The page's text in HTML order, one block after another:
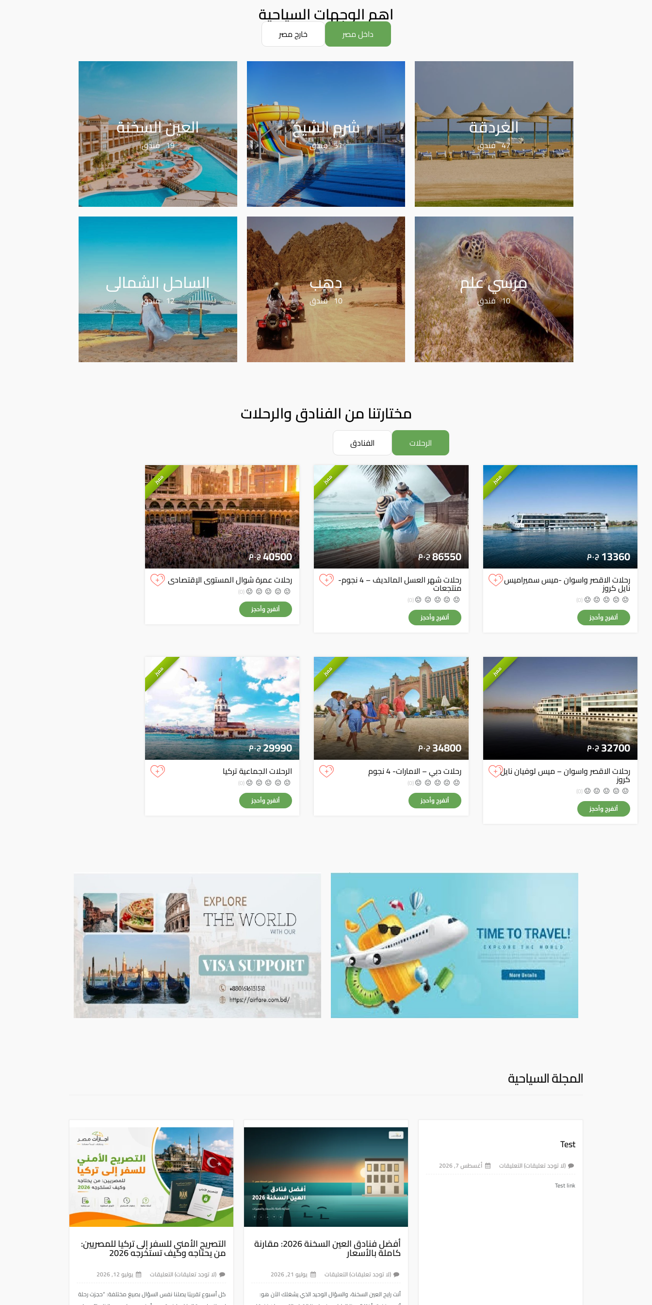
اهم الوجهات السياحية
داخل مصر خارج مصر
الغردقة
47 فندق
شرم الشيخ
51 فندق
العين السخنة
19 فندق
مرسي علم
10 فندق
دهب
10 فندق
الساحل الشمالى
12 فندق
مختارتنا من الفنادق والرحلات
الرحلات الفنادق
مميز
13360ج . م
رحلات الاقصر واسوان -ميس سميراميس
نايل كروز
(0)
+
أتفرج وأحجز
مميز
86550ج . م
رحلات شهر العسل المالديف – 4 نجوم-
منتجعات
(0)
+
أتفرج وأحجز
مميز
40500ج . م
رحلات عمرة شوال المستوى الإقتصادى
(0)
+
أتفرج وأحجز
مميز
32700ج . م
رحلات الاقصر واسوان – ميس لوفيان نايل
كروز
(0)
+
أتفرج وأحجز
مميز
34800ج . م
رحلات دبي – الامارات- 4 نجوم
(0)
+
أتفرج وأحجز
مميز
29990ج . م
الرحلات الجماعية تركيا
(0)
+
أتفرج وأحجز
المجلة السياحية
Test
(لا توجد تعليقات) التعليقات
أغسطس 7, 2026
Test link
أفضل فنادق العين السخنة 2026: مقارنة
كاملة بالأسعار
(لا توجد تعليقات) التعليقات
يوليو 21, 2026
أنت رايح العين السخنة، والسؤال الوحيد الذي يشغلك الآن هو:
التصريح الأمني للسفر إلى تركيا للمصريين:
من يحتاجه وكيف تستخرجه 2026
(لا توجد تعليقات) التعليقات
يوليو 12, 2026
كل أسبوع تقريبًا يصلنا نفس السؤال بصيغ مختلفة: “حجزت رحلة